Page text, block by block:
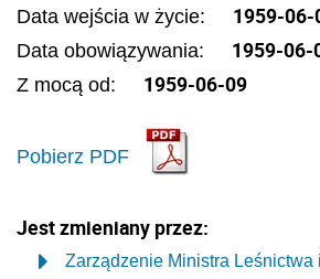
Data wejścia w życie: 1959-06-
Data obowiązywania: 1959-06-
Z mocą od: 1959-06-09
Pobierz PDF
Jest zmieniany przez:
Zarządzenie Ministra Leśnictwa